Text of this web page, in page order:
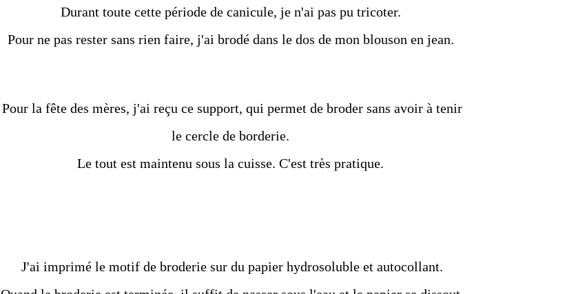
Durant toute cette période de canicule, je n'ai pas pu tricoter.
Pour ne pas rester sans rien faire, j'ai brodé dans le dos de mon blouson en jean.
Pour la fête des mères, j'ai reçu ce support, qui permet de broder sans avoir à tenir
le cercle de borderie.
Le tout est maintenu sous la cuisse. C'est très pratique.
J'ai imprimé le motif de broderie sur du papier hydrosoluble et autocollant.